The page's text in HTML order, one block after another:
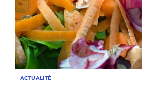
ACTUALITÉ